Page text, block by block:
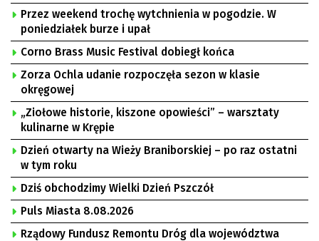
Przez weekend trochę wytchnienia w pogodzie. W
poniedziałek burze i upał
Corno Brass Music Festival dobiegł końca
Zorza Ochla udanie rozpoczęła sezon w klasie
okręgowej
„Ziołowe historie, kiszone opowieści” – warsztaty
kulinarne w Krępie
Dzień otwarty na Wieży Braniborskiej – po raz ostatni
w tym roku
Dziś obchodzimy Wielki Dzień Pszczół
Puls Miasta 8.08.2026
Rządowy Fundusz Remontu Dróg dla województwa